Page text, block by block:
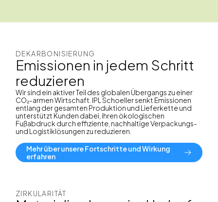
DEKARBONISIERUNG
Emissionen in jedem Schritt
reduzieren
Wir sind ein aktiver Teil des globalen Übergangs zu einer
CO₂-armen Wirtschaft. IPL Schoeller senkt Emissionen
entlang der gesamten Produktion und Lieferkette und
unterstützt Kunden dabei, ihren ökologischen
Fußabdruck durch effiziente, nachhaltige Verpackungs-
und Logistiklösungen zu reduzieren.
Mehr über unsere Fortschritte und Wirkung
erfahren
ZIRKULARITÄT